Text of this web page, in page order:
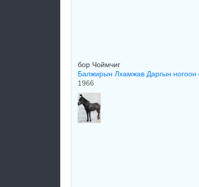
бор Чоймчиг
Балжирын Лхамжав Даргын ногоон
1966